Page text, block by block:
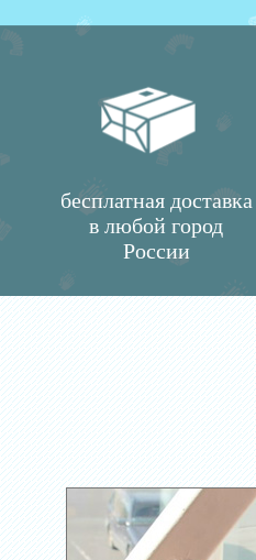
бесплатная доставка
в любой город
России